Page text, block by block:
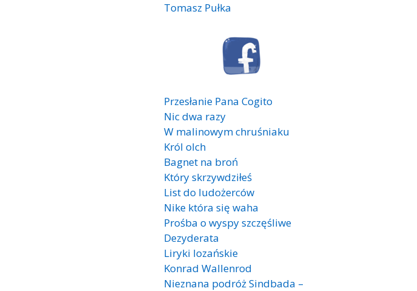
Tomasz Pułka
Przesłanie Pana Cogito
Nic dwa razy
W malinowym chruśniaku
Król olch
Bagnet na broń
Który skrzywdziłeś
List do ludożerców
Nike która się waha
Prośba o wyspy szczęśliwe
Dezyderata
Liryki lozańskie
Konrad Wallenrod
Nieznana podróż Sindbada –